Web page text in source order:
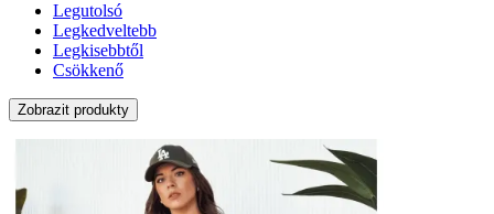
Legutolsó
Legkedveltebb
Legkisebbtől
Csökkenő
Zobrazit produkty